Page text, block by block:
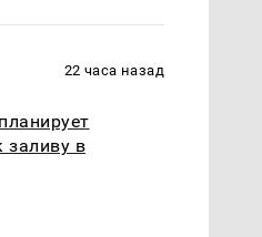
22 часа назад
заливу в